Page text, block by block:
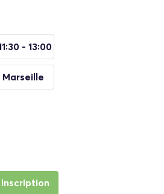
- 13:00
Marseille
Inscription